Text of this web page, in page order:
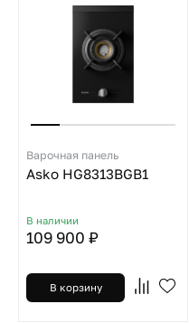
Варочная панель
Asko HG8313BGB1
В наличии
109 900 ₽
В корзину